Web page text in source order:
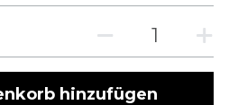
hinzufügen